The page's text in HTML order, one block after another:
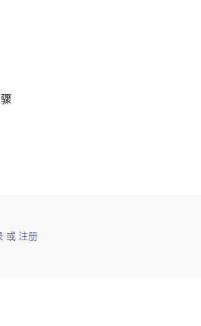
或 注册